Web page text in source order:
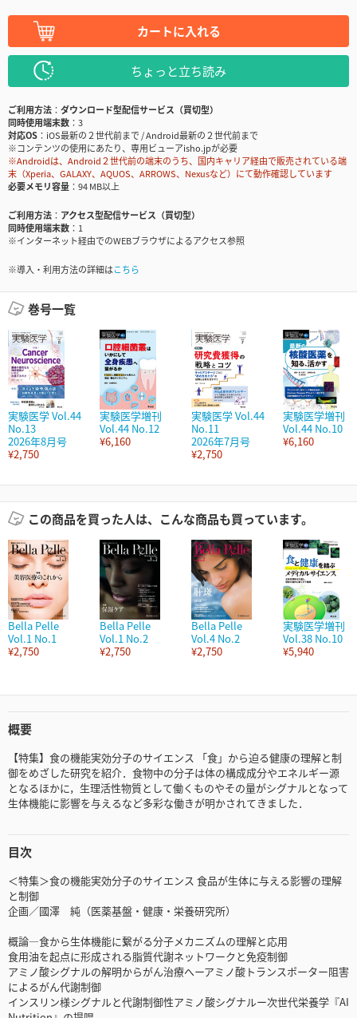
カートに入れる
ちょっと立ち読み
ご利用方法
ダウンロード型配信サービス（買切型）
同時使用端末数
3
対応OS
iOS最新の２世代前まで / Android最新の２世代前まで
※コンテンツの使用にあたり、専用ビューアisho.jpが必要
※Androidは、Android２世代前の端末のうち、国内キャリア経由で販売されている端
末（Xperia、GALAXY、AQUOS、ARROWS、Nexusなど）にて動作確認しています
必要メモリ容量
94 MB以上
ご利用方法
アクセス型配信サービス（買切型）
同時使用端末数
1
※インターネット経由でのWEBブラウザによるアクセス参照
※導入・利用方法の詳細はこちら
巻号一覧
実験医学 Vol.44
No.13
2026年8月号
¥2,750
実験医学増刊
Vol.44 No.12
¥6,160
実験医学 Vol.44
No.11
2026年7月号
¥2,750
実験医学増刊
Vol.44 No.10
¥6,160
この商品を買った人は、こんな商品も買っています。
Bella Pelle
Vol.1 No.1
¥2,750
Bella Pelle
Vol.1 No.2
¥2,750
Bella Pelle
Vol.4 No.2
¥2,750
実験医学増刊
Vol.38 No.10
¥5,940
概要
【特集】食の機能実効分子のサイエンス 「食」から迫る健康の理解と制
御をめざした研究を紹介．食物中の分子は体の構成成分やエネルギー源
となるほかに，生理活性物質として働くものやその量がシグナルとなって
生体機能に影響を与えるなど多彩な働きが明かされてきました．
目次
＜特集＞食の機能実効分子のサイエンス 食品が生体に与える影響の理解
と制御
企画／國澤 純（医薬基盤・健康・栄養研究所）
概論―食から生体機能に繋がる分子メカニズムの理解と応用
食用油を起点に形成される脂質代謝ネットワークと免疫制御
アミノ酸シグナルの解明からがん治療へーアミノ酸トランスポーター阻害
によるがん代謝制御
インスリン様シグナルと代謝制御性アミノ酸シグナルー次世代栄養学『AI